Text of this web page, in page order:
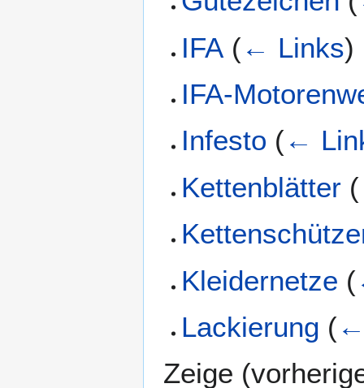
IFA (← Links)
IFA-
Infesto (←
Kettenblätter (
Kleidernetze (
Lackierung (
Zeige (